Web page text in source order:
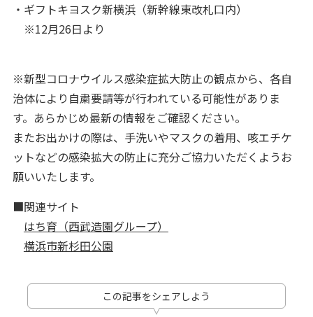
・ギフトキヨスク新横浜（新幹線東改札口内）
※12月26日より
※新型コロナウイルス感染症拡大防止の観点から、各自
治体により自粛要請等が行われている可能性がありま
す。あらかじめ最新の情報をご確認ください。
またお出かけの際は、手洗いやマスクの着用、咳エチケ
ットなどの感染拡大の防止に充分ご協力いただくようお
願いいたします。
■関連サイト
はち育（西武造園グループ）
横浜市新杉田公園
この記事をシェアしよう